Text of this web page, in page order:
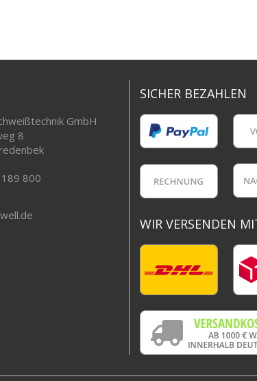
GmbH
8
800
SICHER BEZAHLEN
WIR VERSENDEN